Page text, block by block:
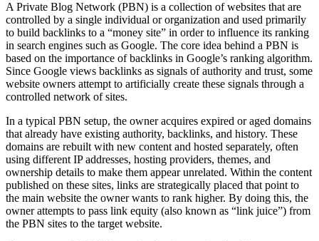
A Private Blog Network (PBN) is a collection of websites that are
controlled by a single individual or organization and used primarily
to build backlinks to a “money site” in order to influence its ranking
in search engines such as Google. The core idea behind a PBN is
based on the importance of backlinks in Google’s ranking algorithm.
Since Google views backlinks as signals of authority and trust, some
website owners attempt to artificially create these signals through a
controlled network of sites.
In a typical PBN setup, the owner acquires expired or aged domains
that already have existing authority, backlinks, and history. These
domains are rebuilt with new content and hosted separately, often
using different IP addresses, hosting providers, themes, and
ownership details to make them appear unrelated. Within the content
published on these sites, links are strategically placed that point to
the main website the owner wants to rank higher. By doing this, the
owner attempts to pass link equity (also known as “link juice”) from
the PBN sites to the target website.